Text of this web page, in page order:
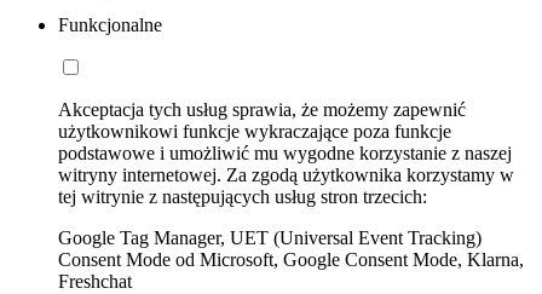
Funkcjonalne
Akceptacja tych usług sprawia, że możemy zapewnić
użytkownikowi funkcje wykraczające poza funkcje
podstawowe i umożliwić mu wygodne korzystanie z naszej
witryny internetowej. Za zgodą użytkownika korzystamy w
tej witrynie z następujących usług stron trzecich:
Google Tag Manager, UET (Universal Event Tracking)
Consent Mode od Microsoft, Google Consent Mode, Klarna,
Freshchat